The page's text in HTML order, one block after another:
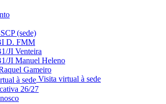
(sede)
D. FMM
JI Venteira
JI Manuel Heleno
Gameiro
Visita virtual à sede
26/27